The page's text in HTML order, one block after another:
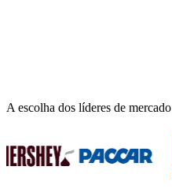
A escolha dos líderes de mercado